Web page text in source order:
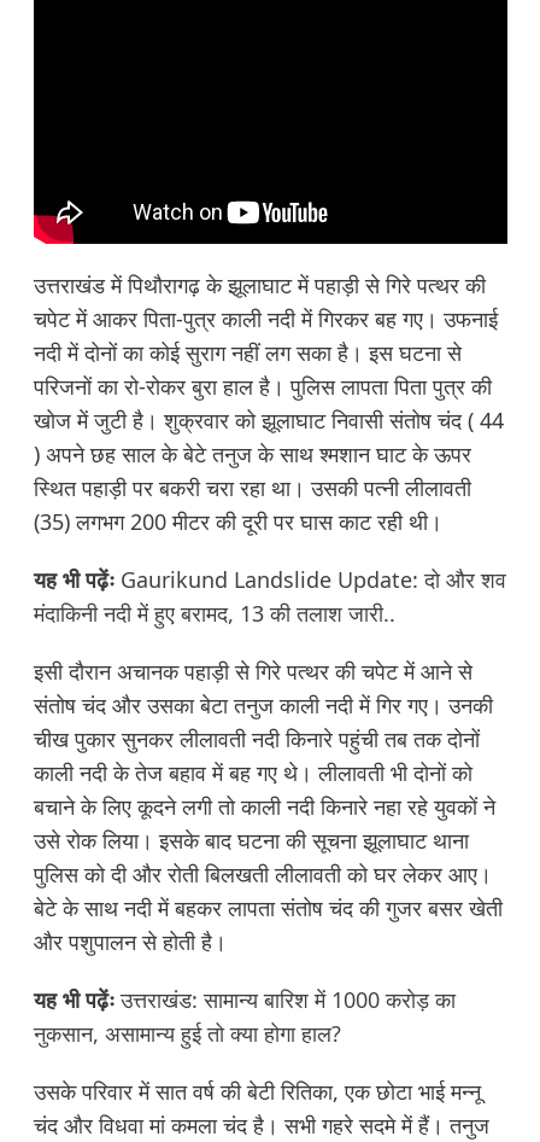
उत्तराखंड में पिथौरागढ़ के झूलाघाट में पहाड़ी से गिरे पत्थर की
चपेट में आकर पिता-पुत्र काली नदी में गिरकर बह गए। उफनाई
नदी में दोनों का कोई सुराग नहीं लग सका है। इस घटना से
परिजनों का रो-रोकर बुरा हाल है। पुलिस लापता पिता पुत्र की
खोज में जुटी है। शुक्रवार को झूलाघाट निवासी संतोष चंद ( 44
) अपने छह साल के बेटे तनुज के साथ श्मशान घाट के ऊपर
स्थित पहाड़ी पर बकरी चरा रहा था। उसकी पत्नी लीलावती
(35) लगभग 200 मीटर की दूरी पर घास काट रही थी।
यह भी पढ़ेंः Gaurikund Landslide Update: दो और शव
मंदाकिनी नदी में हुए बरामद, 13 की तलाश जारी..
इसी दौरान अचानक पहाड़ी से गिरे पत्थर की चपेट में आने से
संतोष चंद और उसका बेटा तनुज काली नदी में गिर गए। उनकी
चीख पुकार सुनकर लीलावती नदी किनारे पहुंची तब तक दोनों
काली नदी के तेज बहाव में बह गए थे। लीलावती भी दोनों को
बचाने के लिए कूदने लगी तो काली नदी किनारे नहा रहे युवकों ने
उसे रोक लिया। इसके बाद घटना की सूचना झूलाघाट थाना
पुलिस को दी और रोती बिलखती लीलावती को घर लेकर आए।
बेटे के साथ नदी में बहकर लापता संतोष चंद की गुजर बसर खेती
और पशुपालन से होती है।
यह भी पढ़ेंः उत्तराखंड: सामान्य बारिश में 1000 करोड़ का
नुकसान, असामान्य हुई तो क्या होगा हाल?
उसके परिवार में सात वर्ष की बेटी रितिका, एक छोटा भाई मन्नू
चंद और विधवा मां कमला चंद है। सभी गहरे सदमे में हैं। तनुज